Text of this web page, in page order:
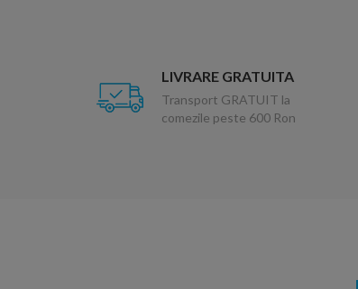
LIVRARE GRATUITA
Transport GRATUIT la
comezile peste 600 Ron